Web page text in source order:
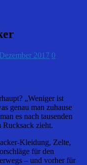
2017 0
„Weniger ist
genau man zuhause
es nach tausenden
Rucksack zieht.
Kleidung, Zelte,
für den
– und vorher für